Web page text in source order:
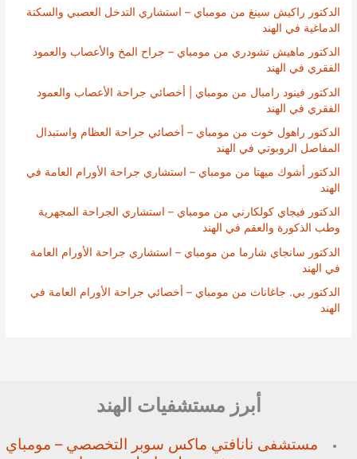
الدكتور راكيش سينغ من مومباي – استشاري التدخل العصبي والسكتة
الدماغية في الهند
الدكتور ماهيش تشودري من مومباي – جراح المخ والأعصاب والعمود
الفقري في الهند
الدكتور فينود رامبال من مومباي | أخصائي جراحة الأعصاب والعمود
الفقري في الهند
الدكتور راهول خوت من مومباي – أخصائي جراحة العظام واستبدال
المفاصل الروبوتي في الهند
الدكتور أشوك ميهتا من مومباي – استشاري جراحة الأورام العامة في
الهند
الدكتور فيجاي كولكارني من مومباي – استشاري الجراحة المجهرية
وطب الذكورة والعقم في الهند
الدكتور سانجاي شارما من مومباي – استشاري جراحة الأورام العامة
في الهند
الدكتور بي. جاغاناث من مومباي – أخصائي جراحة الأورام العامة في
الهند
أبرز مستشفيات الهند
مستشفى نانافتي ماكس سوبر التخصصي – مومباي